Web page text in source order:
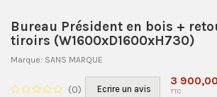
Bureau Président en bois +
tiroirs (W1600xD1600xH730)
Marque: SANS MARQUE
(0) Ecrire un avis
3
TTC